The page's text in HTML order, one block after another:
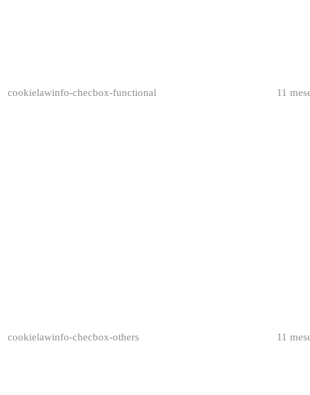
cookielawinfo-checbox-functional 11
cookielawinfo-checbox-others 11